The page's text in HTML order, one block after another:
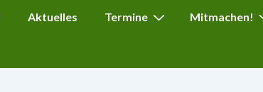
Aktuelles Termine Mitmachen!